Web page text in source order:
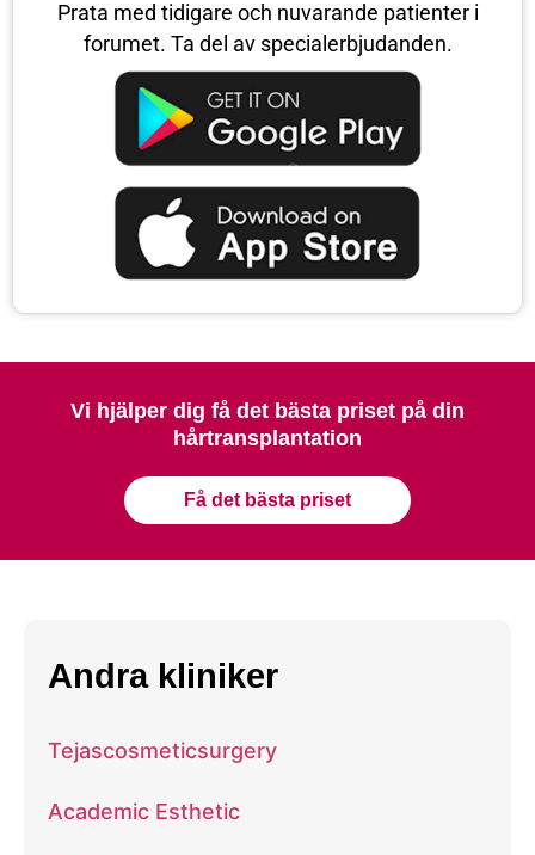
Prata med tidigare och nuvarande patienter i
forumet. Ta del av specialerbjudanden.
Vi hjälper dig få det bästa priset på din
hårtransplantation
Få det bästa priset
Andra kliniker
Tejascosmeticsurgery
Academic Esthetic